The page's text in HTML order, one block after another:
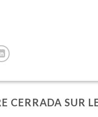
CERRADA SUR